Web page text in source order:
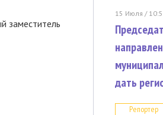
заместитель
15 Июля /
дать
Репортер